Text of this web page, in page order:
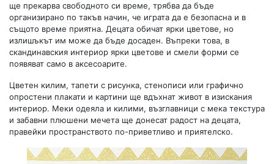
ще прекарва свободното си време, трябва да бъде
организирано по такъв начин, че играта да е безопасна и в
същото време приятна. Децата обичат ярки цветове, но
излишъкът им може да бъде досаден. Въпреки това, в
скандинавския интериор ярки цветове и смели форми се
появяват само в аксесоарите.
Цветен килим, тапети с рисунка, стенописи или графично
опростени плакати и картини ще вдъхнат живот в изискания
интериор. Меки одеяла и килими, възглавници с мека текстура
и забавни плюшени мечета ще донесат радост на децата,
правейки пространството по-приветливо и приятелско.